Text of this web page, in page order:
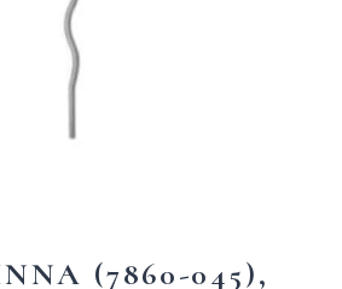
(7860-045),